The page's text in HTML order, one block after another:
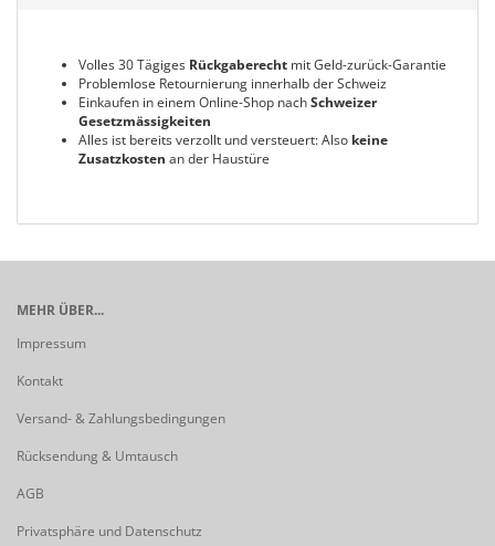
Volles 30 Tägiges Rückgaberecht mit Geld-zurück-Garantie
Problemlose Retournierung innerhalb der Schweiz
Einkaufen in einem Online-Shop nachSchweizer
Gesetzmässigkeiten
Alles ist bereits verzollt und versteuert: Also keine
Zusatzkosten an der Haustüre
MEHR ÜBER...
Impressum
Kontakt
Versand- & Zahlungsbedingungen
Rücksendung & Umtausch
AGB
Privatsphäre und Datenschutz